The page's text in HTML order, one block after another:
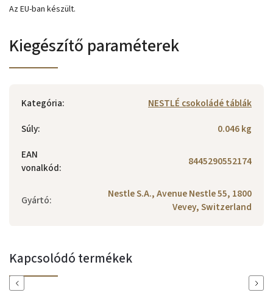
Az EU-ban készült.
Kiegészítő paraméterek
Kategória:
NESTLÉ csokoládé táblák
Súly:
0.046 kg
EAN
vonalkód: 8445290552174
Gyártó:
Nestle S.A., Avenue Nestle 55, 1800
Vevey, Switzerland
Kapcsolódó termékek
Previous Next